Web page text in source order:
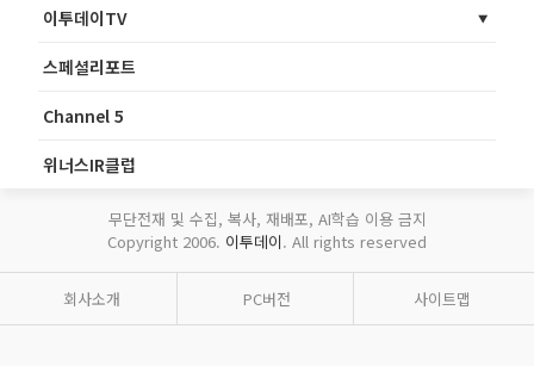
이투데이TV
스페셜리포트
Channel 5
위너스IR클럽
무단전재 및 수집, 복사, 재배포, AI학습 이용 금지
Copyright 2006. 이투데이. All rights reserved
회사소개 PC버전 사이트맵